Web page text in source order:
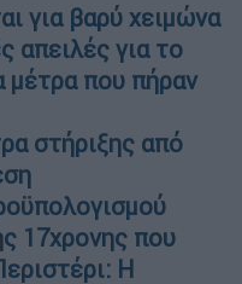
για βαρύ χειμώνα
απειλές για το
μέτρα που πήραν
στήριξης από
17χρονης που
Η